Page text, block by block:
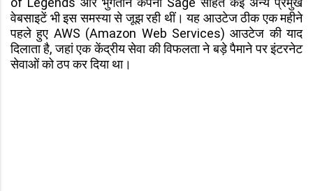
वेबसाइटें भी इस समस्या से जूझ रही थीं। यह आउटेज ठीक एक महीने
पहले हुए AWS (Amazon Web Services) आउटेज की याद
दिलाता है, जहां एक केंद्रीय सेवा की विफलता ने बड़े पैमाने पर इंटरनेट
सेवाओं को ठप कर दिया था।